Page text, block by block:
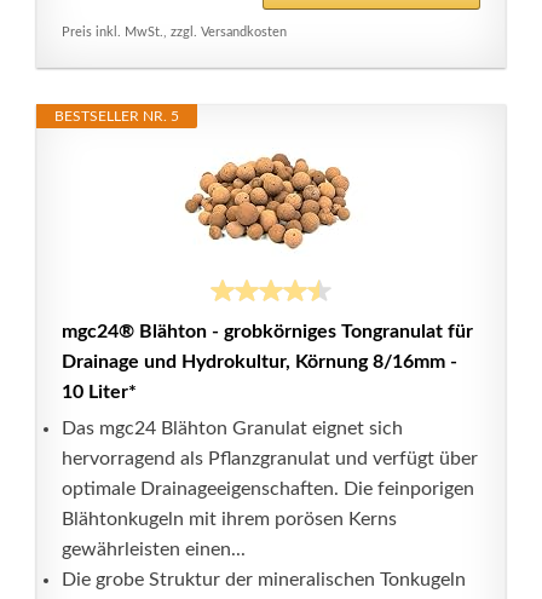
Preis inkl. MwSt., zzgl. Versandkosten
BESTSELLER NR. 5
mgc24® Blähton - grobkörniges Tongranulat für
Drainage und Hydrokultur, Körnung 8/16mm -
10 Liter*
Das mgc24 Blähton Granulat eignet sich
hervorragend als Pflanzgranulat und verfügt über
optimale Drainageeigenschaften. Die feinporigen
Blähtonkugeln mit ihrem porösen Kerns
gewährleisten einen...
Die grobe Struktur der mineralischen Tonkugeln